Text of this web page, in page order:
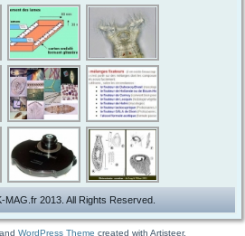
2013. All Rights Reserved.
and WordPress Theme created with Artisteer.